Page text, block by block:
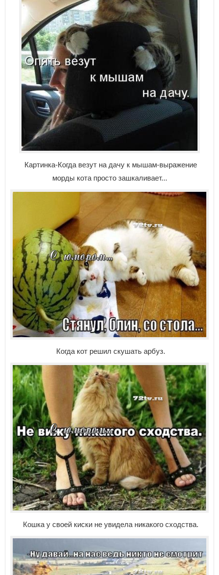
Картинка-Когда везут на дачу к мышам-выражение
морды кота просто зашкаливает...
Когда кот решил скушать арбуз.
Кошка у своей киски не увидела никакого сходства.